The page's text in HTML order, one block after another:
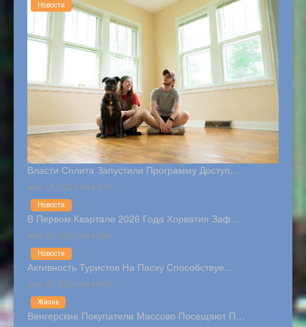
Власти Сплита Запустили Программу Доступ…
апр 14, 2026 Hits:410
Новости
В Первом Квартале 2026 Года Хорватия Заф…
апр 09, 2026 Hits:386
Новости
Активность Туристов На Пасху Способствуе…
апр 05, 2026 Hits:385
Новости
Венгерские Покупатели Массово Посещают П…
Жизнь